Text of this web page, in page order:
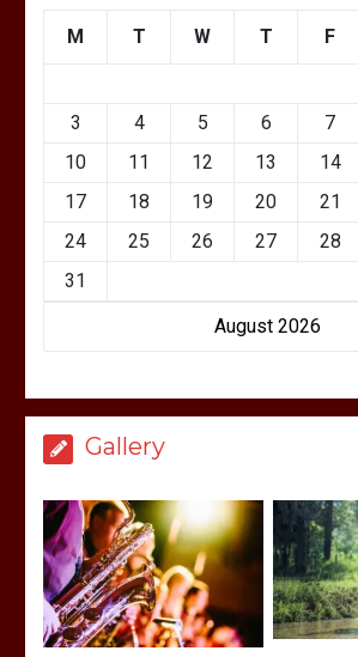
August 2026
M T W T F
3
4 5 6 7
10
11 12 13 14
17
18 19 20 21
24
25 26 27 28
31
Gallery